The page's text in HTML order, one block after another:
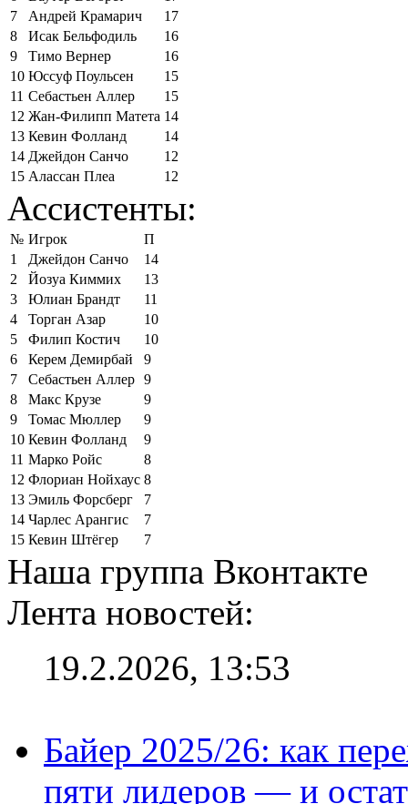
7
Андрей Крамарич
17
8
Исак Бельфодиль
16
9
Тимо Вернер
16
10 Юссуф Поульсен
15
11 Себастьен Аллер
15
12 Жан-Филипп Матета 14
13 Кевин Фолланд
14
14 Джейдон Санчо
12
15 Алассан Плеа 12
Ассистенты:
№ Игрок
П
1
Джейдон Санчо
14
2
Йозуа Киммих
13
3
Юлиан Брандт
11
4
Торган Азар
10
5
Филип Костич
10
6
Керем Демирбай
9
7
Себастьен Аллер 9
8
Макс Крузе
9
9
Томас Мюллер
9
10 Кевин Фолланд
9
11 Марко Ройс
8
12 Флориан Нойхаус 8
13 Эмиль Форсберг
7
14 Чарлес Арангис
7
15 Кевин Штёгер 7
Наша группа Вконтакте
Лента новостей:
19.2.2026, 13:53
Байер 2025/26: как
пяти лидеров — и